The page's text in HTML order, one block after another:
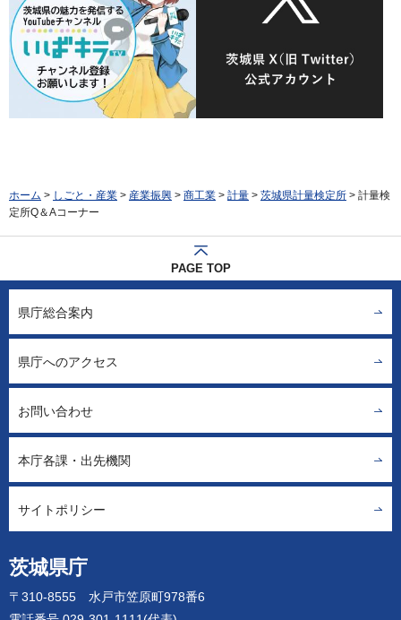
ホーム > しごと・産業 > 産業振興 > 商工業 > 計量 > 茨城県計量検定所 > 計量検
定所Q＆Aコーナー
PAGE TOP
茨城県庁
〒310-8555 水戸市笠原町978番6
県庁総合案内
県庁へのアクセス
お問い合わせ
本庁各課・出先機関
サイトポリシー